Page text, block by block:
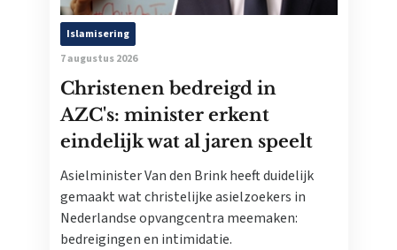
Islamisering
7 augustus 2026
Christenen bedreigd in
AZC's: minister erkent
eindelijk wat al jaren speelt
Asielminister Van den Brink heeft duidelijk
gemaakt wat christelijke asielzoekers in
Nederlandse opvangcentra meemaken:
bedreigingen en intimidatie.